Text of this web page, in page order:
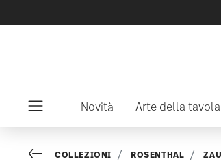
SALE su articoli e collezioni
Novità Arte della tavola
Go backCOLLEZIONI ROSENTHAL